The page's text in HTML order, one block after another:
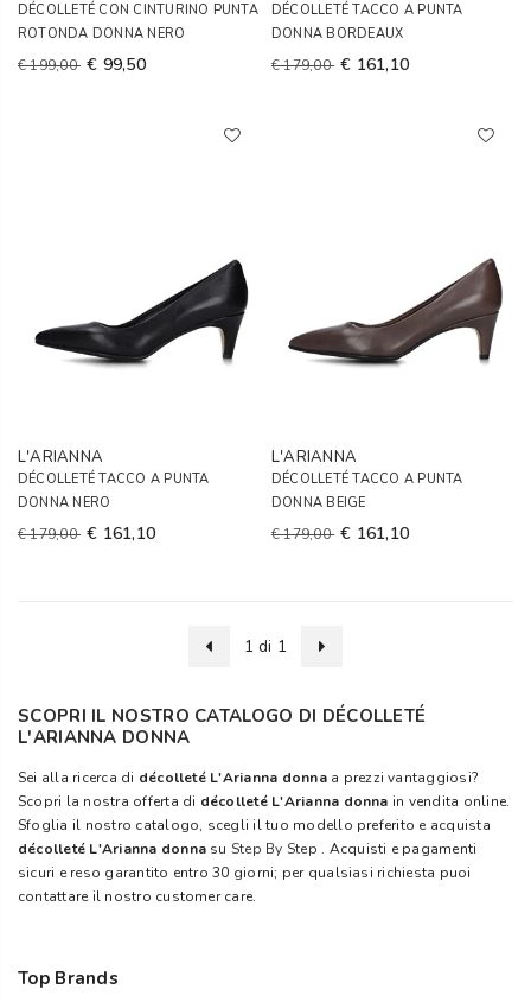
DÉCOLLETÉ CON CINTURINO PUNTA
ROTONDA DONNA NERO
€ 199,00 € 99,50
DÉCOLLETÉ TACCO A PUNTA
DONNA BORDEAUX
€ 179,00 € 161,10
L'ARIANNA
DÉCOLLETÉ TACCO A PUNTA
DONNA NERO
€ 179,00 € 161,10
L'ARIANNA
DÉCOLLETÉ TACCO A PUNTA
DONNA BEIGE
€ 179,00 € 161,10
1 di 1
SCOPRI IL NOSTRO CATALOGO DI DÉCOLLETÉ
L'ARIANNA DONNA
Sei alla ricerca di décolleté L'Arianna donna a prezzi vantaggiosi?
Scopri la nostra offerta di décolleté L'Arianna donna in vendita online.
Sfoglia il nostro catalogo, scegli il tuo modello preferito e acquista
décolleté L'Arianna donna su Step By Step . Acquisti e pagamenti
sicuri e reso garantito entro 30 giorni; per qualsiasi richiesta puoi
contattare il nostro customer care.
Top Brands